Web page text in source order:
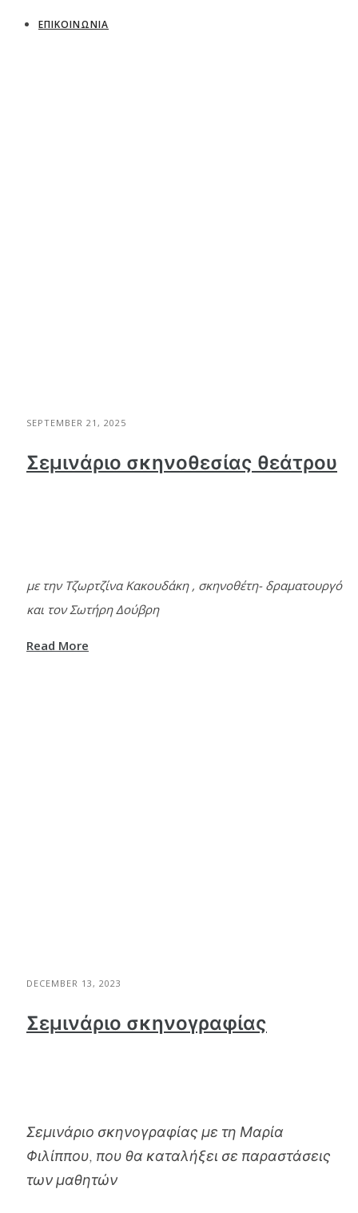
ΕΠΙΚΟΙΝΩΝΙΑ
SEPTEMBER 21, 2025
Σεμινάριο σκηνοθεσίας θεάτρου
με την Τζωρτζίνα Κακουδάκη , σκηνοθέτη- δραματουργό
και τον Σωτήρη Δούβρη
Read More
DECEMBER 13, 2023
Σεμινάριο σκηνογραφίας
Σεμινάριο σκηνογραφίας με τη Μαρία
Φιλίππου, που θα καταλήξει σε παραστάσεις
των μαθητών